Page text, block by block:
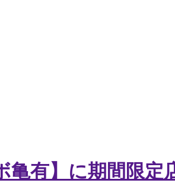
亀有】に期間限